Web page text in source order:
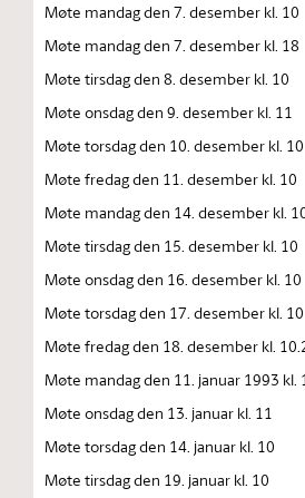
Møte mandag den 7. desember kl. 10
Møte mandag den 7. desember kl. 18
Møte tirsdag den 8. desember kl. 10
Møte onsdag den 9. desember kl. 11
Møte torsdag den 10. desember kl. 10
Møte fredag den 11. desember kl. 10
Møte mandag den 14. desember kl.
Møte tirsdag den 15. desember kl. 10
Møte onsdag den 16. desember kl. 10
Møte torsdag den 17. desember kl. 10
Møte fredag den 18. desember kl.
Møte mandag den 11. januar 1993 kl.
Møte onsdag den 13. januar kl. 11
Møte torsdag den 14. januar kl. 10
Møte tirsdag den 19. januar kl. 10